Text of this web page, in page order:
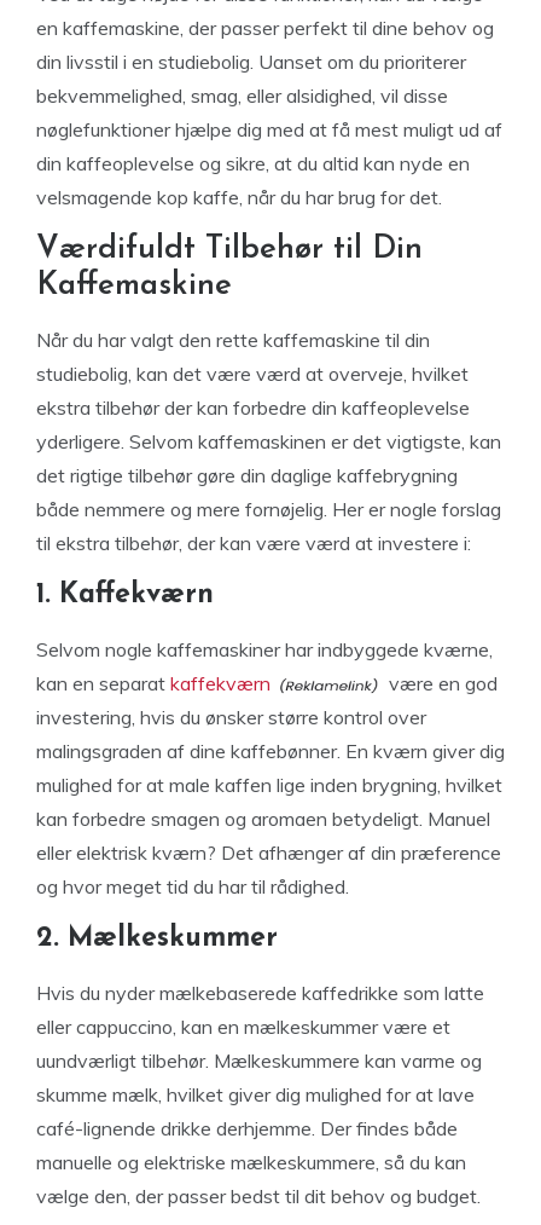
en kaffemaskine, der passer perfekt til dine behov og
din livsstil i en studiebolig. Uanset om du prioriterer
bekvemmelighed, smag, eller alsidighed, vil disse
nøglefunktioner hjælpe dig med at få mest muligt ud af
din kaffeoplevelse og sikre, at du altid kan nyde en
velsmagende kop kaffe, når du har brug for det.
Værdifuldt Tilbehør til Din
Kaffemaskine
Når du har valgt den rette kaffemaskine til din
studiebolig, kan det være værd at overveje, hvilket
ekstra tilbehør der kan forbedre din kaffeoplevelse
yderligere. Selvom kaffemaskinen er det vigtigste, kan
det rigtige tilbehør gøre din daglige kaffebrygning
både nemmere og mere fornøjelig. Her er nogle forslag
til ekstra tilbehør, der kan være værd at investere i:
1. Kaffekværn
Selvom nogle kaffemaskiner har indbyggede kværne,
kan en separat kaffekværn
være en god
investering, hvis du ønsker større kontrol over
malingsgraden af dine kaffebønner. En kværn giver dig
mulighed for at male kaffen lige inden brygning, hvilket
kan forbedre smagen og aromaen betydeligt. Manuel
eller elektrisk kværn? Det afhænger af din præference
og hvor meget tid du har til rådighed.
2. Mælkeskummer
Hvis du nyder mælkebaserede kaffedrikke som latte
eller cappuccino, kan en mælkeskummer være et
uundværligt tilbehør. Mælkeskummere kan varme og
skumme mælk, hvilket giver dig mulighed for at lave
café-lignende drikke derhjemme. Der findes både
manuelle og elektriske mælkeskummere, så du kan
vælge den, der passer bedst til dit behov og budget.